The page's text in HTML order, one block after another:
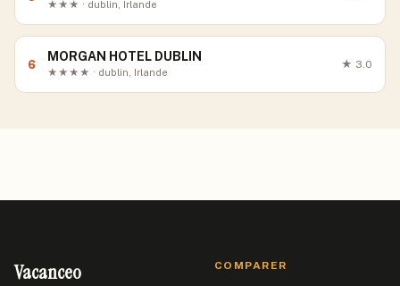
★★★ · dublin, Irlande
6
MORGAN HOTEL DUBLIN
★★★★ · dublin, Irlande
★ 3.0
Vacanceo COMPARER